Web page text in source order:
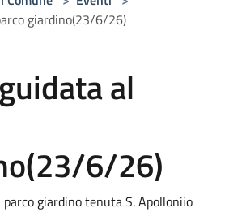
giardino(23/6/26)
al
6/26)
giardino tenuta S. Apolloniio